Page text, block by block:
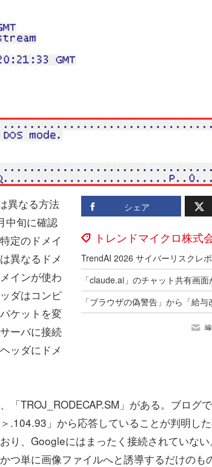
シェア
トレンドマイクロ株式
異なる方法
中旬に確認
定のドメイ
異なるドメ
インが使わ
ダはコンピ
ケットを変
ーバに接続
ッダにドメ
「TROJ_RODECAP.SM」がある。ブログ
.104.93」から応答していることが判明し
り、Googleにはまったく接続されていな
単に画像ファイルへと誘導するだけのも